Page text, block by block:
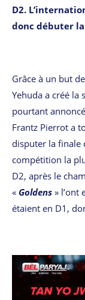
D2.
donc débuter
Grâce à un but
Yehuda a créé la
pourtant
Frantz Pierrot a
disputer la finale
compétition la
D2, après le
« Goldens » l’ont
étaient en D1,